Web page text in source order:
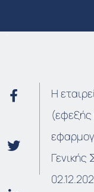
Η
(εφεξής